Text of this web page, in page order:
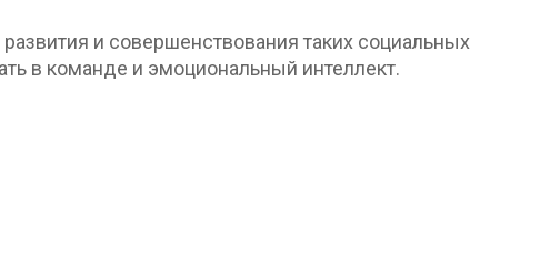
и совершенствования таких социальных
в команде и эмоциональный интеллект.